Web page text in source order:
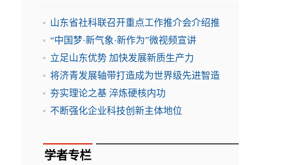
山东省社科联召开重点工作推介会介绍推
“中国梦·新气象·新作为”微视频宣讲
立足山东优势 加快发展新质生产力
将济青发展轴带打造成为世界级先进智造
夯实理论之基 淬炼硬核内功
不断强化企业科技创新主体地位
学者专栏